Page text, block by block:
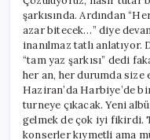
şarkısında. Ardından
azar bitecek…” diye
inanılmaz tatlı
“tam yaz şarkısı” dedi
her an, her durumda size
Haziran’da Harbiye’de
turneye çıkacak. Yeni
gelmek de çok iyi fikirdi.
konserler kıymetli ama